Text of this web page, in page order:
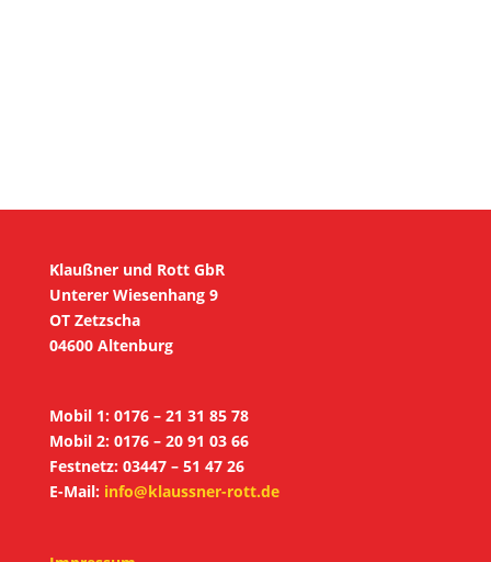
Klaußner und Rott GbR
Unterer Wiesenhang 9
OT Zetzscha
04600 Altenburg
Mobil 1: 0176 – 21 31 85 78
Mobil 2: 0176 – 20 91 03 66
Festnetz: 03447 – 51 47 26
E-Mail: info@klaussner-rott.de